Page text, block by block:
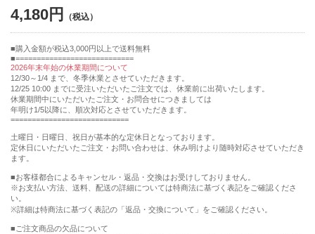
4,180円
購入金額が税込3,000円以上で送料無料
============================
2026年末年始の休業期間について
12/30～1/4 まで、冬季休業とさせていただきます。
12/25 10:00 までに受注いただいたご注文では、休業前に出荷いたします。
休業期間中にいただいたご注文・お問合せにつきましては
年明け1/5以降に、順次対応とさせていただきます。
============================
土曜日・日曜日、祝日が基本的な定休日となっております。
定休日にいただいたご注文・お問い合わせは、休み明けより随時対応させていただき
ます。
■お客様都合によるキャンセル・返品・交換はお受けしておりません。
※お支払い方法、送料、配送の詳細については特商法に基づく表記をご確認くださ
い。
※詳細は特商法に基づく表記の「返品・交換について」をご確認ください。
■ご注文商品の欠品について